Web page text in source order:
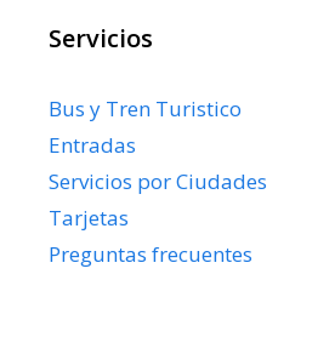
Servicios
Bus y Tren Turistico
Entradas
Servicios por Ciudades
Tarjetas
Preguntas frecuentes